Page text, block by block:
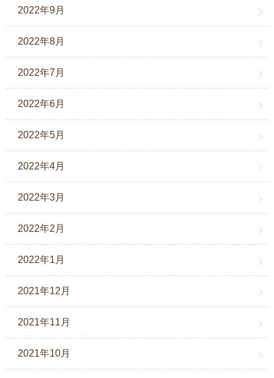
2022年9月
2022年8月
2022年7月
2022年6月
2022年5月
2022年4月
2022年3月
2022年2月
2022年1月
2021年12月
2021年11月
2021年10月